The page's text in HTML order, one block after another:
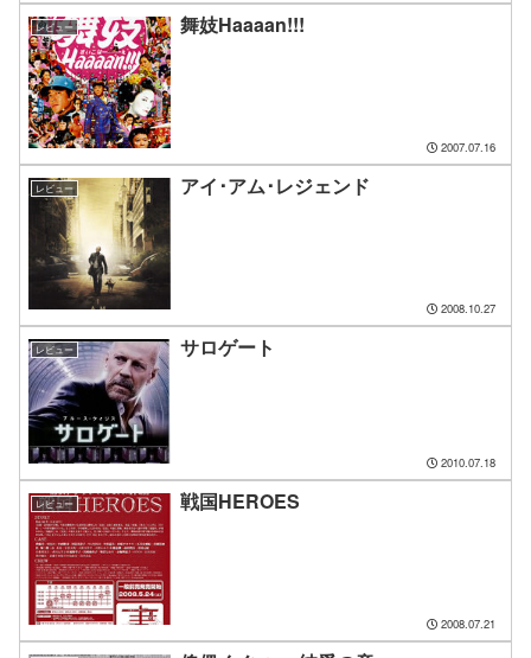
レビュー 舞妓Haaaan!!!
2007.07.16
レビュー アイ･アム･レジェンド
2008.10.27
レビュー サロゲート
2010.07.18
レビュー 戦国HEROES
2008.07.21